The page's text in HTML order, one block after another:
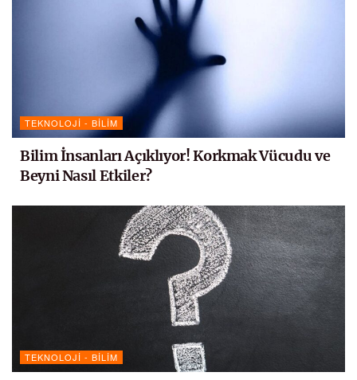
TEKNOLOJI - BILIM
Bilim İnsanları Açıklıyor! Korkmak Vücudu ve
Beyni Nasıl Etkiler?
TEKNOLOJI - BILIM